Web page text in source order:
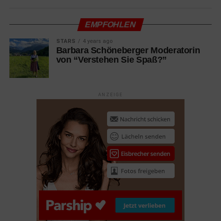
Poelvoorde
10.03.2022 Parallele Mütter
Drama mit Penélope Cruz, Milena Smit, Rossy de Palma
10.03.2022 The Case You
10.03.2022 Vatersland
Drama mit Margarita Broich, Bernhard Schütz, Matti
Schmidt-Schaller
17.03.2022 Der Wolf und der Löwe Familie
Abenteuer mit Molly Kunz, Graham Greene, Charlie
17.03.2022 Die Gangster Gang
EMPFOHLEN
STARS 4 years ago
Barbara Schöneberger Moderatorin
von “Verstehen Sie Spaß?”
ANZEIGE